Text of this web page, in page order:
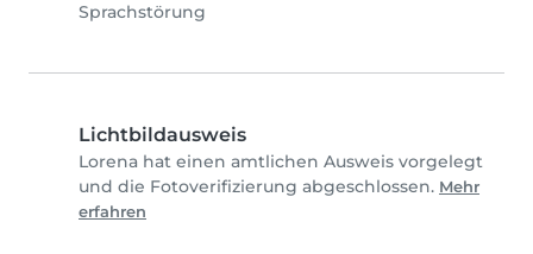
Sprachstörung
Lichtbildausweis
Lorena hat einen amtlichen Ausweis vorgelegt
und die Fotoverifizierung abgeschlossen. Mehr
erfahren